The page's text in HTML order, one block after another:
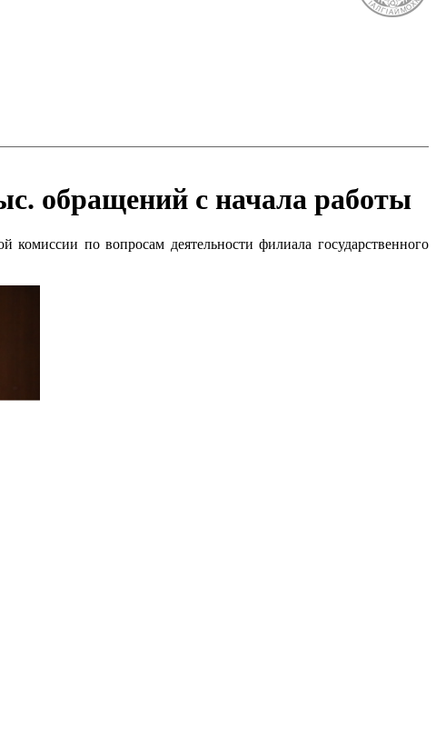
обращений с начала работы
комиссии по вопросам деятельности филиала государственного